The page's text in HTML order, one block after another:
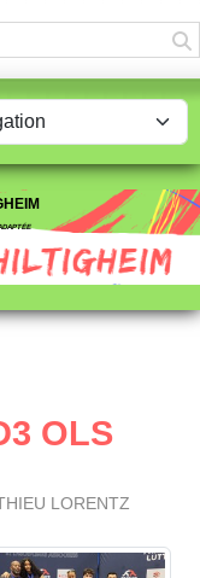
OLS
LORENTZ